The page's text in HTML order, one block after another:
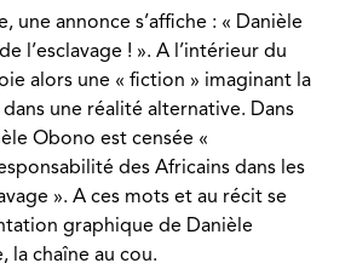
une annonce s’affiche : « Danièle
l’esclavage ! ». A l’intérieur du
alors une « fiction » imaginant la
une réalité alternative. Dans
Obono est censée «
des Africains dans les
». A ces mots et au récit se
graphique de Danièle
la chaîne au cou.